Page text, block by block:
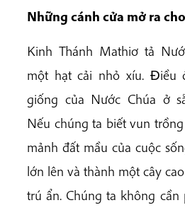
Những cánh cửa mở ra
Kinh Thánh Mathiơ tả
một hạt cải nhỏ xíu. Ðiều
giống của Nước Chúa ở
Nếu chúng ta biết vun
mảnh đất mầu của cuộc
lớn lên và thành một cây
trú ẩn. Chúng ta không